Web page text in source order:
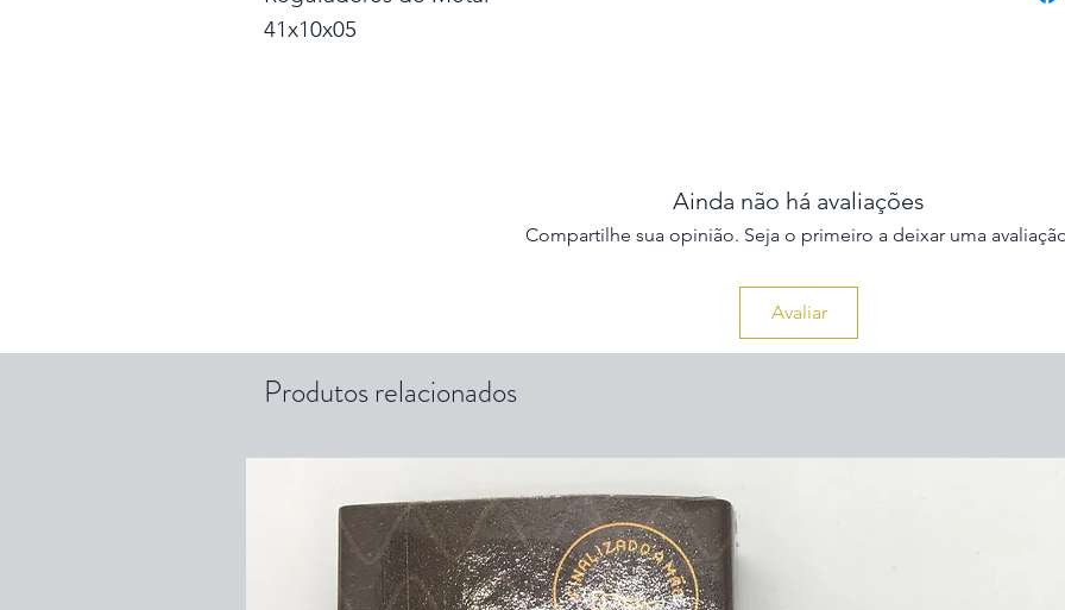
41x10x05
Ainda não há avaliações
Compartilhe sua opinião. Seja o primeiro a deixar uma
Avaliar
Produtos relacionados